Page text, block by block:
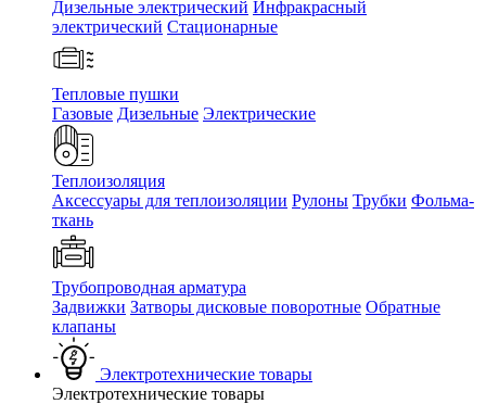
Дизельные электрический Инфракрасный
электрический Стационарные
Тепловые пушки
Газовые Дизельные Электрические
Теплоизоляция
Аксессуары для теплоизоляции Рулоны Трубки Фольма-
ткань
Трубопроводная арматура
Задвижки Затворы дисковые поворотные Обратные
клапаны
Электротехнические товары
Электротехнические товары